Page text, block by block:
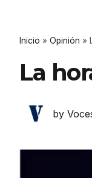
Inicio » Opinión »
La
by